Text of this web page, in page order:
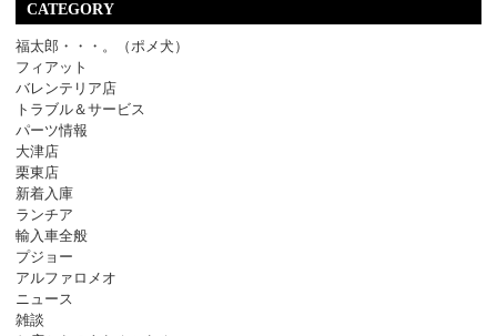
CATEGORY
福太郎・・・。（ポメ犬）
フィアット
バレンテリア店
トラブル＆サービス
パーツ情報
大津店
栗東店
新着入庫
ランチア
輸入車全般
プジョー
アルファロメオ
ニュース
雑談